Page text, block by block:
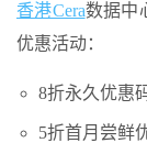
香港Cera数据中
优惠活动：
8折永久优惠
5折首月尝鲜